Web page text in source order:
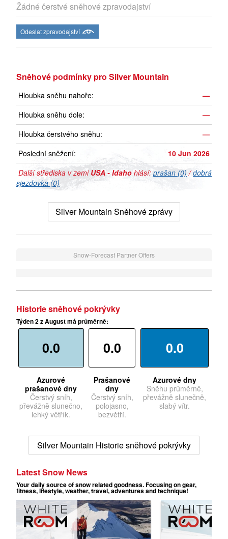
Žádné čerstvé sněhové zpravodajství
Odeslat zpravodajství
Sněhové podmínky pro Silver Mountain
Hloubka sněhu nahoře:
—
Hloubka sněhu dole:
—
Hloubka čerstvého sněhu:
—
Poslední sněžení:
10 Jun 2026
Další střediska v zemi USA - Idaho hlásí: prašan (0) /dobrá
sjezdovka (0)
Silver Mountain Sněhové zprávy
Snow-Forecast Partner Offers
Historie sněhové pokrývky
Týden 2 z August má průměrně:
0.0
Azurové
prašanové dny
Čerstvý sníh,
převážně slunečno,
lehký větřík.
0.0
Prašanové
dny
Čerstvý sníh,
polojasno,
bezvětří.
0.0
Azurové dny
Sněhu průměrně,
převážně slunečně,
slabý vítr.
Silver Mountain Historie sněhové pokrývky